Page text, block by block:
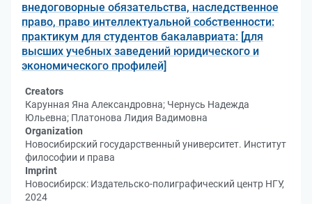
внедоговорные обязательства, наследственное
право, право интеллектуальной собственности:
практикум для студентов бакалавриата: [для
высших учебных заведений юридического и
экономического профилей]
Creators
Карунная Яна Александровна; Чернусь Надежда
Юльевна; Платонова Лидия Вадимовна
Organization
Новосибирский государственный университет. Институт
философии и права
Imprint
Новосибирск: Издательско-полиграфический центр НГУ,
2024